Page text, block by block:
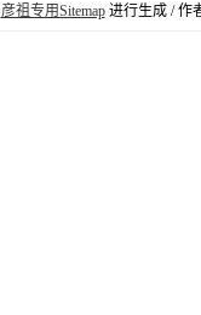
彦祖专用Sitemap进行生成 / 作